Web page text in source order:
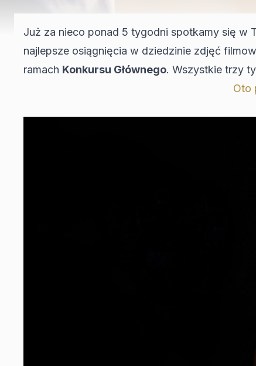
Już za nieco ponad 5 tygodni spotkamy się w
najlepsze osiągnięcia w dziedzinie zdjęć
ramach Konkursu Głównego. Wszystkie trzy
Oto